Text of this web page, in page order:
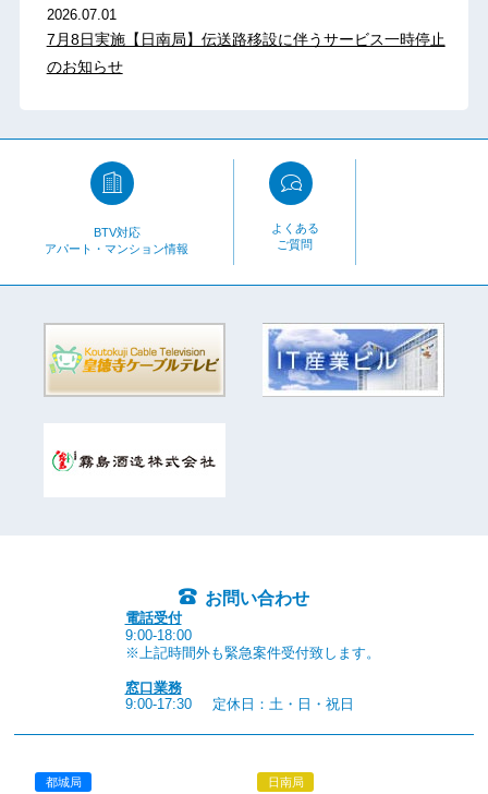
2026.07.01
7月8日実施【日南局】伝送路移設に伴うサービス一時停止
のお知らせ
BTV対応
アパート・マンション情報
よくある
ご質問
お問い合わせ
電話受付
9:00-18:00
※上記時間外も緊急案件受付致します。
窓口業務
9:00-17:30
定休日：土・日・祝日
都城局 日南局